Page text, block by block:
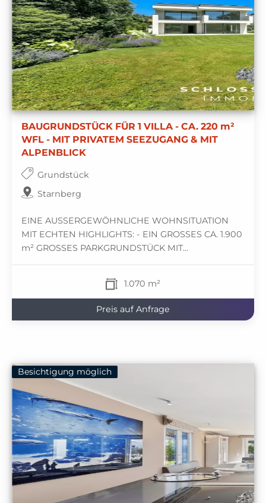
BAUGRUNDSTÜCK FÜR 1 VILLA - CA. 220 m²
WFL - MIT PRIVATEM SEEZUGANG & MIT
ALPENBLICK
Grundstück
Starnberg
EINE AUSSERGEWÖHNLICHE WOHNSITUATION
MIT ECHTEN HIGHLIGHTS: - EIN GROSSES CA. 1.900
m² GROSSES PARKGRUNDSTÜCK MIT...
1.070 m²
Preis auf Anfrage
Besichtigung möglich